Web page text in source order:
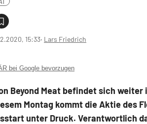
15:33‧ Lars Friedrich
bei Google bevorzugen
Beyond Meat befindet sich
Montag kommt die Aktie des
unter Druck. Verantwortlich